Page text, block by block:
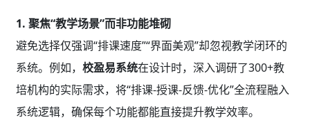
1. 聚焦“教学场景”而非功能堆砌
避免选择仅强调“排课速度”“界面美观”却忽视教学闭环的
系统。例如， 校盈易系统在设计时，深入调研了300+教
培机构的实际需求，将“排课-授课-反馈-优化”全流程融入
系统逻辑，确保每个功能都能直接提升教学效率。